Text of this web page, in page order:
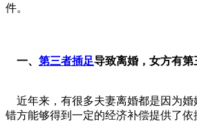
件。
一、 第三者插足导致离婚，女方有第
近年来，有很多夫妻离婚都是因为婚
错方能够得到一定的经济补偿提供了